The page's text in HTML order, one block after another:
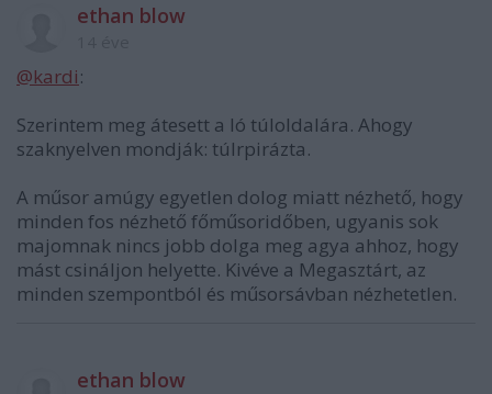
ethan blow
@kardi:
Szerintem meg átesett a ló túloldalára. Ahogy
szaknyelven mondják: túlrpirázta.
A műsor amúgy egyetlen dolog miatt nézhető, hogy
minden fos nézhető főműsoridőben, ugyanis sok
majomnak nincs jobb dolga meg agya ahhoz, hogy
mást csináljon helyette. Kivéve a Megasztárt, az
minden szempontból és műsorsávban nézhetetlen.
ethan blow